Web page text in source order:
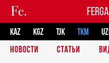
KAZ KGZ TJK TKM
НОВОСТИ
СТАТЬИ